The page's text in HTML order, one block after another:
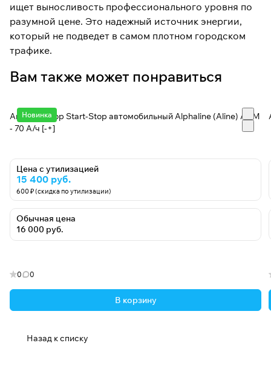
ищет выносливость профессионального уровня по
разумной цене. Это надежный источник энергии,
который не подведет в самом плотном городском
трафике.
Вам также может понравиться
Новинка
Аккумулятор Start-Stop автомобильный Alphaline (Aline) AGM
- 70 А/ч [-+]
Цена с утилизацией
15 400 руб.
600 ₽ (скидка по утилизации)
Обычная цена
16 000 руб.
0 0
В корзину
Назад к списку